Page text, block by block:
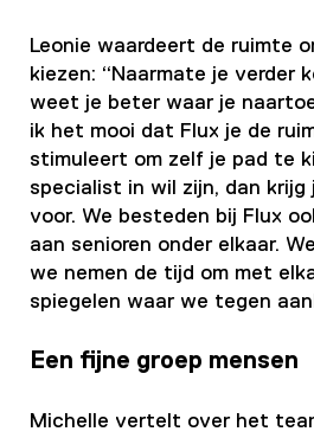
Leonie waardeert de ruimte
kiezen: “Naarmate je verder
weet je beter waar je
ik het mooi dat Flux je de
stimuleert om zelf je pad te
specialist in wil zijn, dan krijg
voor. We besteden bij Flux
aan senioren onder elkaar.
we nemen de tijd om met
spiegelen waar we tegen
Een fijne groep mensen
Michelle vertelt over het